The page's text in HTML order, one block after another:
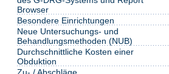
Browser
Besondere Einrichtungen
Neue Untersuchungs- und
Behandlungsmethoden (NUB)
Durchschnittliche Kosten einer
Obduktion
Zu- / Abschläge